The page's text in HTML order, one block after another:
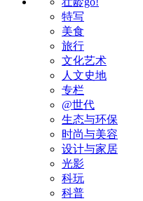
特写
美食
旅行
文化艺术
人文史地
专栏
@世代
生态与环保
时尚与美容
设计与家居
光影
科玩
科普